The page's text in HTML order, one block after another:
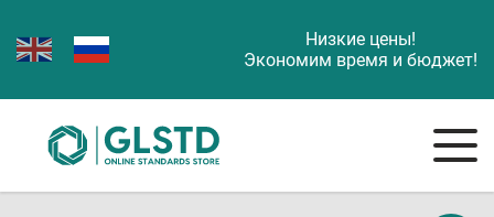
Низкие цены!
Экономим время и бюджет!